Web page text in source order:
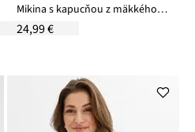
Mikina s kapucňou z mäkkého bavlneného mixu
24,99 €